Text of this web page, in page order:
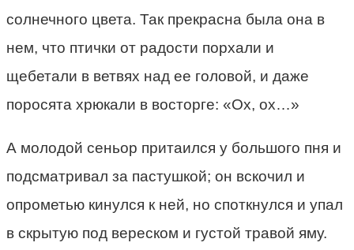
солнечного цвета. Так прекрасна была она в
нем, что птички от радости порхали и
щебетали в ветвях над ее головой, и даже
поросята хрюкали в восторге: «Ох, ох…»
А молодой сеньор притаился у большого пня и
подсматривал за пастушкой; он вскочил и
опрометью кинулся к ней, но споткнулся и упал
в скрытую под вереском и густой травой яму.